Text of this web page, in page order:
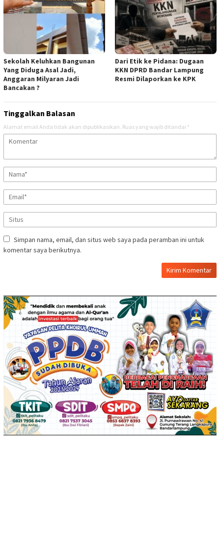
Sekolah Keluhkan Bangunan
Yang Diduga Asal Jadi,
Anggaran Milyaran Jadi
Bancakan ?
Dari Etik ke Pidana: Dugaan
KKN DPRD Bandar Lampung
Resmi Dilaporkan ke KPK
Tinggalkan Balasan
Alamat email Anda tidak akan dipublikasikan. Ruas yang wajib ditandai *
Simpan nama, email, dan situs web saya pada peramban ini untuk
komentar saya berikutnya.